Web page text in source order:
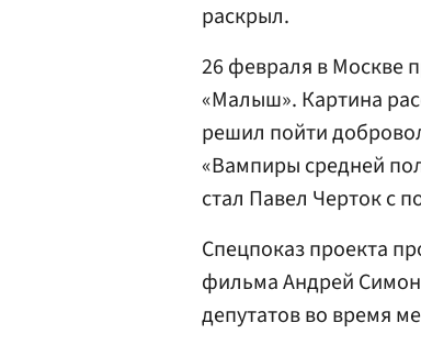
раскрыл.
26 февраля в Москве
«Малыш». Картина
решил пойти
«Вампиры средней
стал Павел Черток с
Спецпоказ проекта
фильма Андрей
депутатов во время